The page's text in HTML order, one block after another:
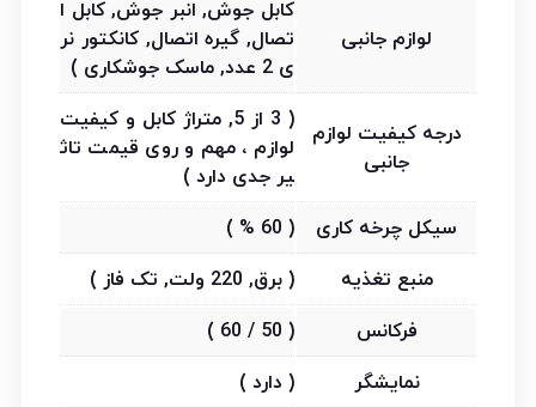
لوازم جانبی
کابل جوش, انبر جوش, کابل ا
تصال, گیره اتصال, کانکتور نر
ی 2 عدد, ماسک جوشکاری )
درجه کیفیت لوازم
جانبی
( 3 از 5, متراژ کابل و کیفیت
لوازم ، مهم و روی قیمت تاث
یر جدی دارد )
سیکل چرخه کاری
( 60 % )
منبع تغذیه
( برق, 220 ولت, تک فاز )
فرکانس
( 50 / 60 )
نمایشگر
( دارد )